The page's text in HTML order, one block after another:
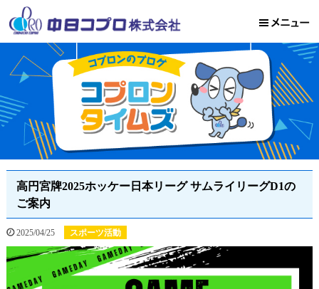
高円宮牌2025ホッケー日本リーグ サムライリーグD1の
ご案内
2025/04/25 スポーツ活動